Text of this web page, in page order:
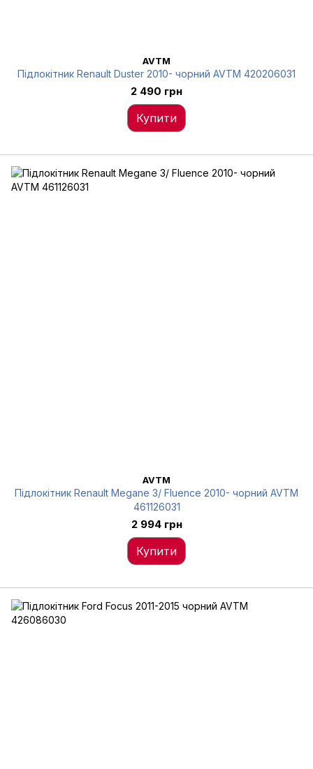
AVTM
Підлокітник Renault Duster 2010- чорний AVTM 420206031
2 490 грн
Купити
AVTM
Підлокітник Renault Megane 3/ Fluence 2010- чорний AVTM
461126031
2 994 грн
Купити